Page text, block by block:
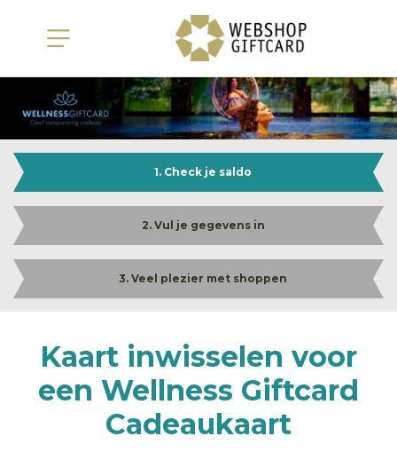
1. Check je saldo
2. Vul je gegevens in
3. Veel plezier met shoppen
Kaart inwisselen voor
een Wellness Giftcard
Cadeaukaart